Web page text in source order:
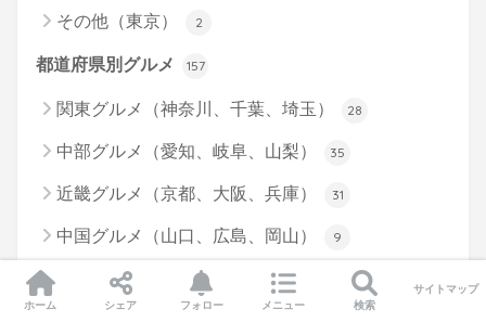
その他（東京） 2
都道府県別グルメ 157
関東グルメ（神奈川、千葉、埼玉） 28
中部グルメ（愛知、岐阜、山梨） 35
近畿グルメ（京都、大阪、兵庫） 31
中国グルメ（山口、広島、岡山） 9
四国グルメ（高知、香川、徳島）
ホーム シェア フォロー メニュー 検索
サイトマップ